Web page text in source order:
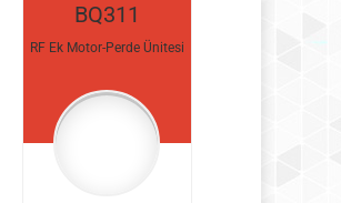
BQ311
RF Ek Motor-Perde Ünitesi